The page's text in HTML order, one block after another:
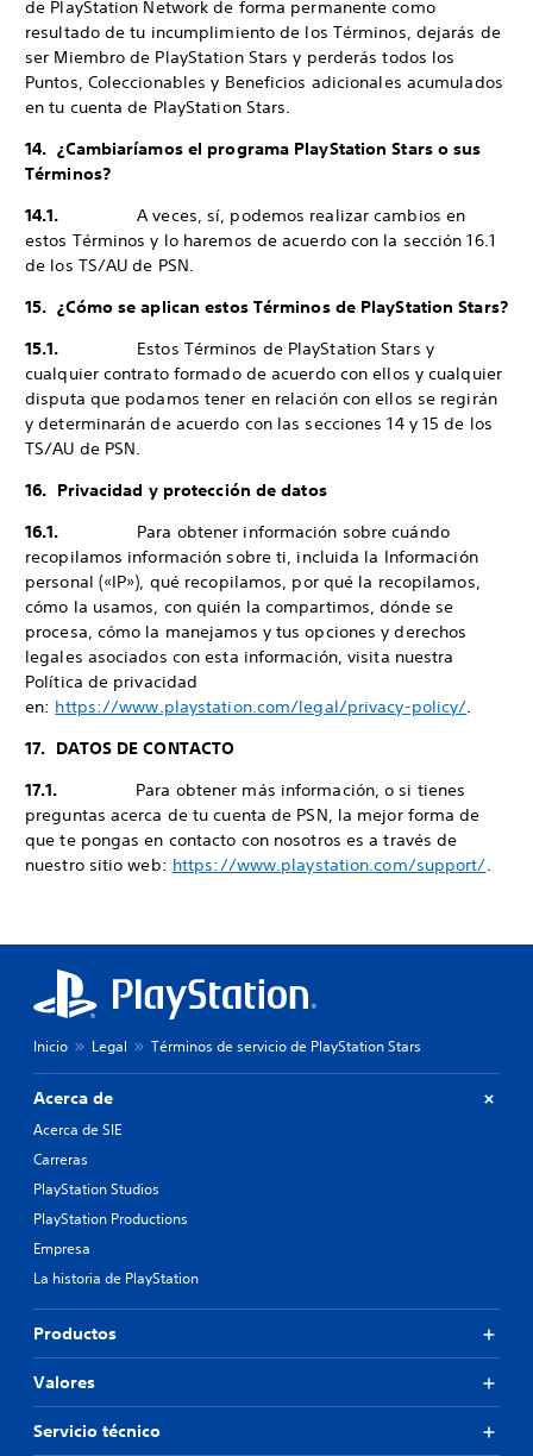
de PlayStation Network de forma permanente como
resultado de tu incumplimiento de los Términos, dejarás de
ser Miembro de PlayStation Stars y perderás todos los
Puntos, Coleccionables y Beneficios adicionales acumulados
en tu cuenta de PlayStation Stars.
14. ¿Cambiaríamos el programa PlayStation Stars o sus
Términos?
14.1.A veces, sí, podemos realizar cambios en
estos Términos y lo haremos de acuerdo con la sección 16.1
de los TS/AU de PSN.
15. ¿Cómo se aplican estos Términos de PlayStation Stars?
15.1. Estos Términos de PlayStation Stars y
cualquier contrato formado de acuerdo con ellos y cualquier
disputa que podamos tener en relación con ellos se regirán
y determinarán de acuerdo con las secciones 14 y 15 de los
TS/AU de PSN.
16. Privacidad y protección de datos
16.1. Para obtener información sobre cuándo
recopilamos información sobre ti, incluida la Información
personal («IP»), qué recopilamos, por qué la recopilamos,
cómo la usamos, con quién la compartimos, dónde se
procesa, cómo la manejamos y tus opciones y derechos
legales asociados con esta información, visita nuestra
Política de privacidad
en: https://www.playstation.com/legal/privacy-policy/.
17. DATOS DE CONTACTO
17.1. Para obtener más información, o si tienes
preguntas acerca de tu cuenta de PSN, la mejor forma de
que te pongas en contacto con nosotros es a través de
nuestro sitio web: https://www.playstation.com/support/.
Inicio Legal Términos de servicio de PlayStation Stars
Acerca de
Acerca de SIE
Carreras
PlayStation Studios
PlayStation Productions
Empresa
La historia de PlayStation
Productos
Valores
Servicio técnico